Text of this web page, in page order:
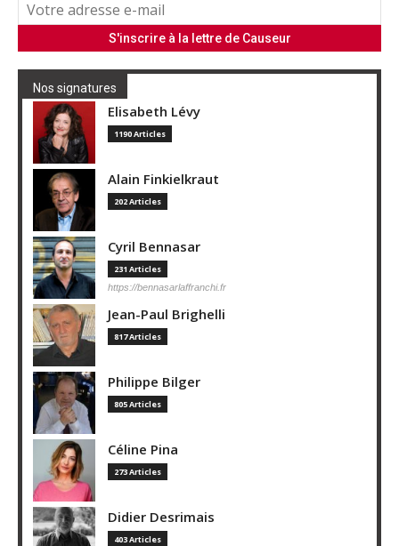
Nos signatures
Elisabeth Lévy
1190 Articles
Alain Finkielkraut
202 Articles
Cyril Bennasar
231 Articles
https://bennasarlaffranchi.fr
Jean-Paul Brighelli
817 Articles
Philippe Bilger
805 Articles
Céline Pina
273 Articles
Didier Desrimais
403 Articles